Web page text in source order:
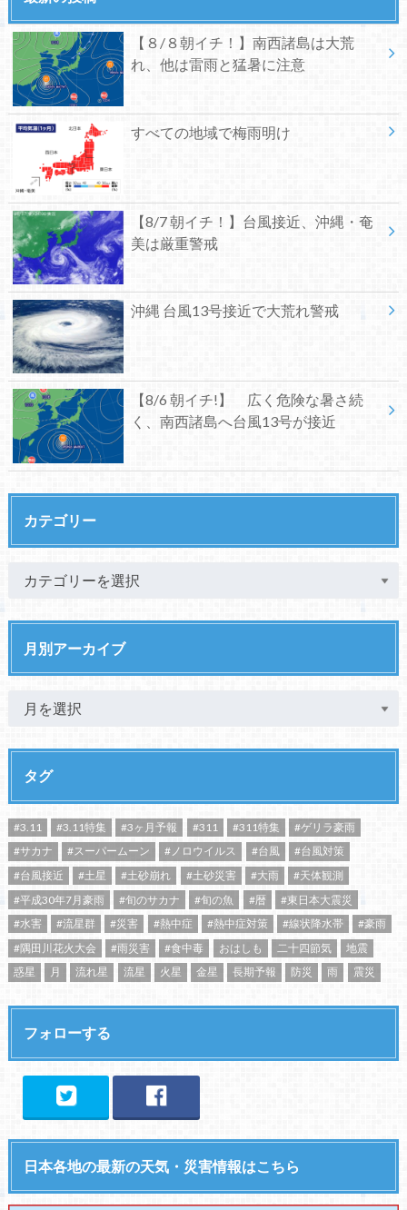
【８/８朝イチ！】南西諸島は大荒
れ、他は雷雨と猛暑に注意
すべての地域で梅雨明け
【8/7 朝イチ！】台風接近、沖縄・奄
美は厳重警戒
沖縄 台風13号接近で大荒れ警戒
【8/6 朝イチ!】 広く危険な暑さ続
く、南西諸島へ台風13号が接近
カテゴリー
月別アーカイブ
タグ
#3.11 #3.11特集 #3ヶ月予報 #311 #311特集
#ゲリラ豪雨
#サカナ
#スーパームーン #ノロウイルス #台風
#台風対策
#台風接近
#土星 #土砂崩れ #土砂災害 #大雨
#天体観測
#平成30年7月豪雨
#旬のサカナ #旬の魚 #暦
#東日本大震災
#水害
#流星群 #災害 #熱中症 #熱中症対策 #線状降水帯
#豪雨
#隅田川花火大会
#雨災害 #食中毒 おはしも 二十四節気
地震
惑星
月 流れ星 流星 火星 金星 長期予報 防災 雨 震災
フォローする
日本各地の最新の天気・災害情報はこちら